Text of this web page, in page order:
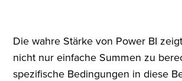
Die wahre Stärke von Power BI
nicht nur einfache Summen zu
spezifische Bedingungen in diese